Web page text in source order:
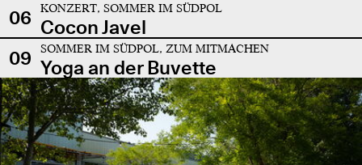
06 KONZERT, SOMMER IM SÜDPOL
Cocon Javel
09
SOMMER IM SÜDPOL, ZUM MITMACHEN
Yoga an der Buvette